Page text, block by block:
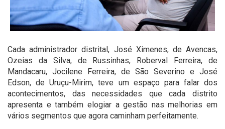
Cada administrador distrital, José Ximenes, de Avencas,
Ozeias da Silva, de Russinhas, Roberval Ferreira, de
Mandacaru, Jocilene Ferreira, de São Severino e José
Edson, de Uruçu-Mirim, teve um espaço para falar dos
acontecimentos, das necessidades que cada distrito
apresenta e também elogiar a gestão nas melhorias em
vários segmentos que agora caminham perfeitamente.